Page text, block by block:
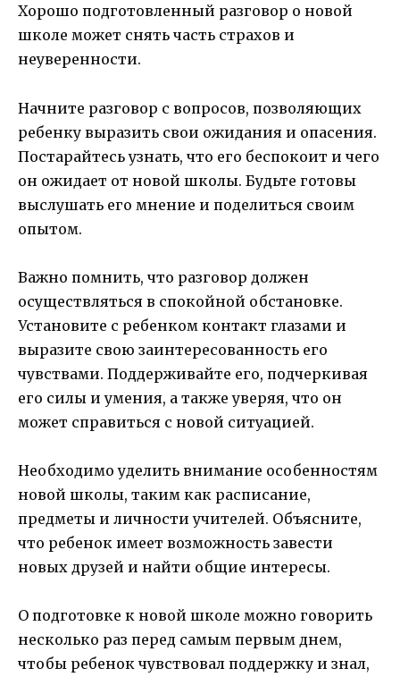
Хорошо подготовленный разговор о новой
школе может снять часть страхов и
неуверенности.
Начните разговор с вопросов, позволяющих
ребенку выразить свои ожидания и опасения.
Постарайтесь узнать, что его беспокоит и чего
он ожидает от новой школы. Будьте готовы
выслушать его мнение и поделиться своим
опытом.
Важно помнить, что разговор должен
осуществляться в спокойной обстановке.
Установите с ребенком контакт глазами и
выразите свою заинтересованность его
чувствами. Поддерживайте его, подчеркивая
его силы и умения, а также уверяя, что он
может справиться с новой ситуацией.
Необходимо уделить внимание особенностям
новой школы, таким как расписание,
предметы и личности учителей. Объясните,
что ребенок имеет возможность завести
новых друзей и найти общие интересы.
О подготовке к новой школе можно говорить
несколько раз перед самым первым днем,
чтобы ребенок чувствовал поддержку и знал,